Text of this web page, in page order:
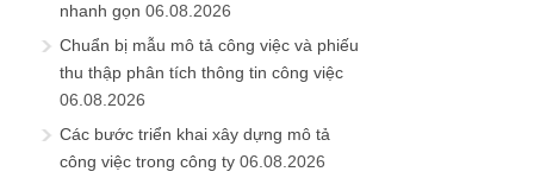
nhanh gọn 06.08.2026
Chuẩn bị mẫu mô tả công việc và phiếu
thu thập phân tích thông tin công việc
06.08.2026
Các bước triển khai xây dựng mô tả
công việc trong công ty 06.08.2026